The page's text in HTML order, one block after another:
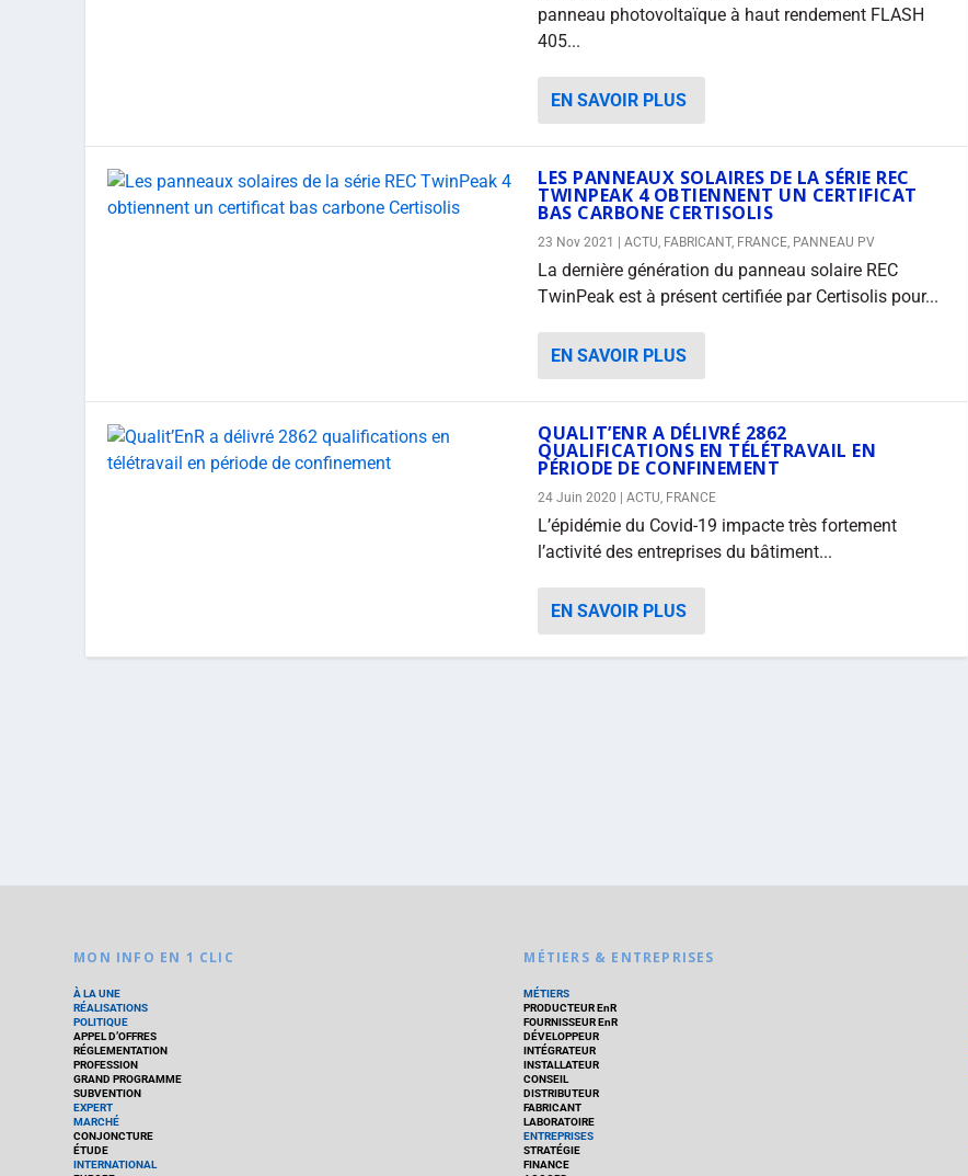
panneau photovoltaïque à haut rendement FLASH
405...
EN SAVOIR PLUS
LES PANNEAUX SOLAIRES DE LA SÉRIE REC
TWINPEAK 4 OBTIENNENT UN CERTIFICAT
BAS CARBONE CERTISOLIS
23 Nov 2021 ACTU, FABRICANT, FRANCE, PANNEAU PV
La dernière génération du panneau solaire REC
TwinPeak est à présent certifiée par Certisolis pour...
EN SAVOIR PLUS
QUALIT’ENR A DÉLIVRÉ 2862
QUALIFICATIONS EN TÉLÉTRAVAIL EN
PÉRIODE DE CONFINEMENT
24 Juin 2020 ACTU, FRANCE
L’épidémie du Covid-19 impacte très fortement
l’activité des entreprises du bâtiment...
EN SAVOIR PLUS
MON INFO EN 1 CLIC
À LA UNE
RÉALISATIONS
POLITIQUE
APPEL D’OFFRES
RÉGLEMENTATION
PROFESSION
GRAND PROGRAMME
SUBVENTION
EXPERT
MARCHÉ
CONJONCTURE
ÉTUDE
INTERNATIONAL
MÉTIERS & ENTREPRISES
MÉTIERS
PRODUCTEUR EnR
FOURNISSEUR EnR
DÉVELOPPEUR
INTÉGRATEUR
INSTALLATEUR
CONSEIL
DISTRIBUTEUR
FABRICANT
LABORATOIRE
ENTREPRISES
STRATÉGIE
FINANCE